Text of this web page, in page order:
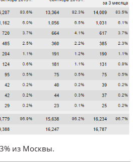
из Москвы.